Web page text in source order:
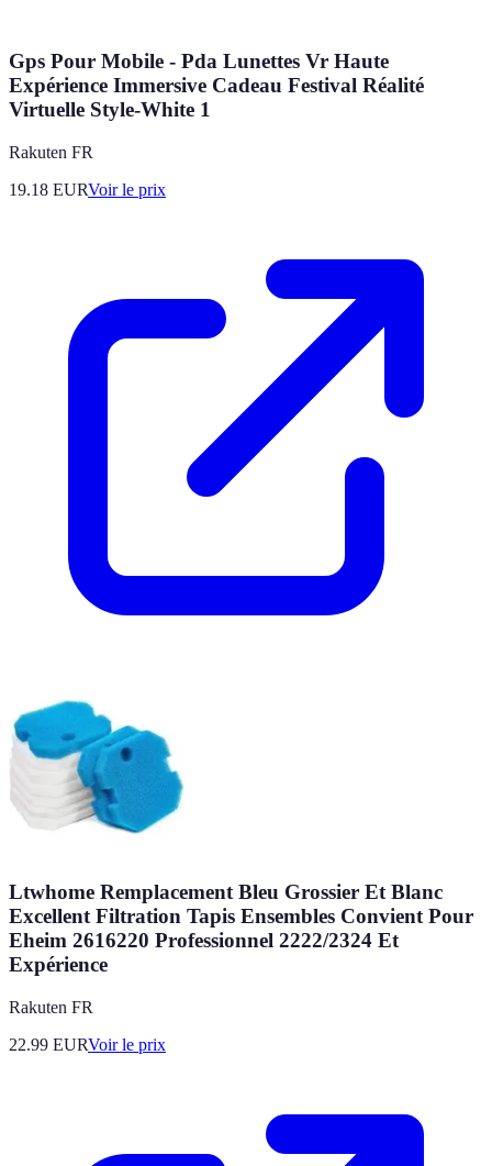
Gps Pour Mobile - Pda Lunettes Vr Haute
Expérience Immersive Cadeau Festival Réalité
Virtuelle Style-White 1
Rakuten FR
19.18 EURVoir le prix
Ltwhome Remplacement Bleu Grossier Et Blanc
Excellent Filtration Tapis Ensembles Convient Pour
Eheim 2616220 Professionnel 2222/2324 Et
Expérience
Rakuten FR
22.99 EURVoir le prix